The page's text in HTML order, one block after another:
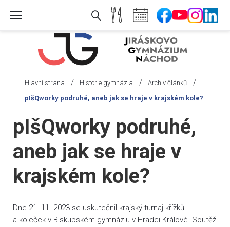
Hlavní strana / Historie gymnázia / Archiv článků /
pIšQworky podruhé, aneb jak se hraje v krajském kole?
pIšQworky podruhé,
aneb jak se hraje v
krajském kole?
Dne 21. 11. 2023 se uskutečnil krajský turnaj křížků
a koleček v Biskupském gymnáziu v Hradci Králové. Soutěž